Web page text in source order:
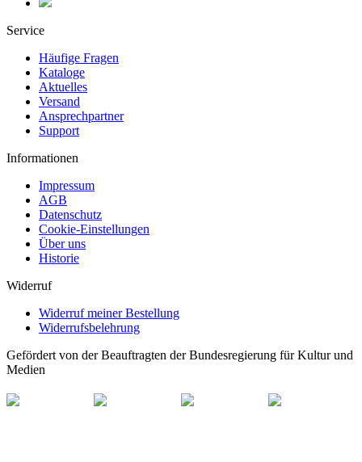
Service
Häufige Fragen
Kataloge
Aktuelles
Versand
Ansprechpartner
Support
Informationen
Impressum
AGB
Datenschutz
Cookie-Einstellungen
Über uns
Historie
Widerruf
Widerruf meiner Bestellung
Widerrufsbelehrung
Gefördert von der Beauftragten der Bundesregierung für Kultur und
Medien